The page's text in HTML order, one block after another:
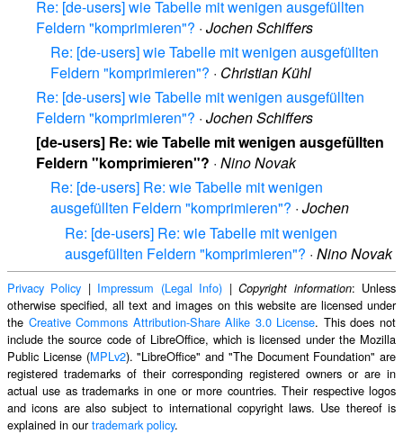
Re: [de-users] wie Tabelle mit wenigen ausgefüllten
Feldern "komprimieren"? · Jochen Schiffers
Re: [de-users] wie Tabelle mit wenigen ausgefüllten
Feldern "komprimieren"? · Christian Kühl
Re: [de-users] wie Tabelle mit wenigen ausgefüllten
Feldern "komprimieren"? · Jochen Schiffers
[de-users] Re: wie Tabelle mit wenigen ausgefüllten
Feldern "komprimieren"? · Nino Novak
Re: [de-users] Re: wie Tabelle mit wenigen
ausgefüllten Feldern "komprimieren"? · Jochen
Re: [de-users] Re: wie Tabelle mit wenigen
ausgefüllten Feldern "komprimieren"? · Nino Novak
Privacy Policy | Impressum (Legal Info) |Copyright information: Unless
otherwise specified, all text and images on this website are licensed under
the Creative Commons Attribution-Share Alike 3.0 License. This does not
include the source code of LibreOffice, which is licensed under the Mozilla
Public License (MPLv2). "LibreOffice" and "The Document Foundation" are
registered trademarks of their corresponding registered owners or are in
actual use as trademarks in one or more countries. Their respective logos
and icons are also subject to international copyright laws. Use thereof is
explained in ourtrademark policy.